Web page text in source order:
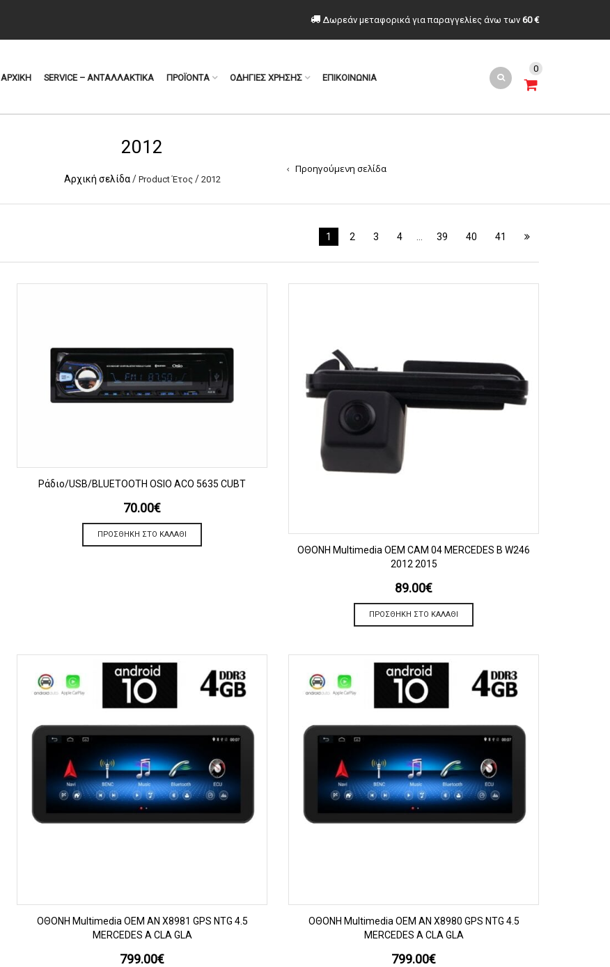
Δωρεάν μεταφορικά για παραγγελίες άνω των 60 €
ΑΡΧΙΚΗ SERVICE – ΑΝΤΑΛΛΑΚΤΙΚΑ ΠΡΟΪΟΝΤΑ ΟΔΗΓΙΕΣ ΧΡΗΣΗΣ ΕΠΙΚΟΙΝΩΝΙΑ
0
2012
Αρχική σελίδα / Product Έτος / 2012
Προηγούμενη σελίδα
1 2 3 4 39 40 41
ΠΡΟΒΟΛΗ
Ράδιο/USB/BLUETOOTH OSIO ACO 5635 CUBT
70.00€
ΠΡΟΣΘΉΚΗ ΣΤΟ ΚΑΛΆΘΙ
ΠΡΟΒΟΛΗ
OΘΟΝΗ Multimedia OEM CAM 04 MERCEDES B W246
2012 2015
89.00€
ΠΡΟΣΘΉΚΗ ΣΤΟ ΚΑΛΆΘΙ
ΠΡΟΒΟΛΗ
OΘΟΝΗ Multimedia OEM AN X8981 GPS NTG 4.5
MERCEDES A CLA GLA
799.00€
ΠΡΟΒΟΛΗ
OΘΟΝΗ Multimedia OEM AN X8980 GPS NTG 4.5
MERCEDES A CLA GLA
799.00€